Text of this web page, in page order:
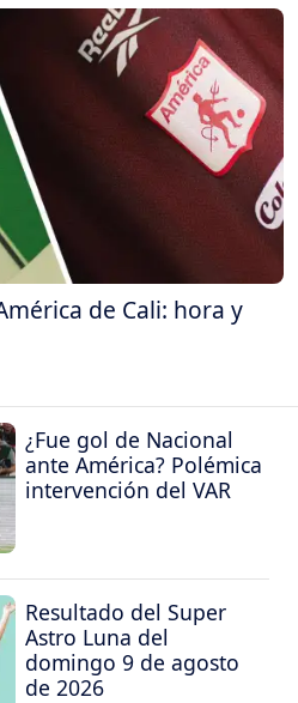
de Cali: hora y
¿Fue gol de Nacional
ante América? Polémica
intervención del VAR
Resultado del Super
Astro Luna del
domingo 9 de agosto
de 2026